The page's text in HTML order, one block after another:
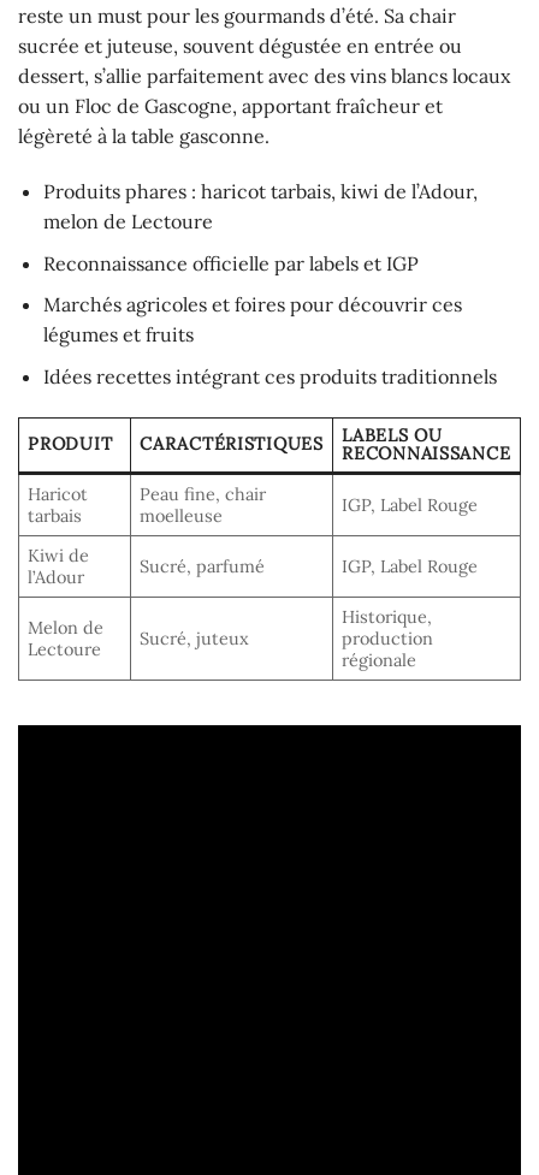
reste un must pour les gourmands d’été. Sa chair
sucrée et juteuse, souvent dégustée en entrée ou
dessert, s’allie parfaitement avec des vins blancs locaux
ou un Floc de Gascogne, apportant fraîcheur et
légèreté à la table gasconne.
Produits phares : haricot tarbais, kiwi de l’Adour,
melon de Lectoure
Reconnaissance officielle par labels et IGP
Marchés agricoles et foires pour découvrir ces
légumes et fruits
Idées recettes intégrant ces produits traditionnels
PRODUIT CARACTÉRISTIQUES
LABELS OU
RECONNAISSANCE
Haricot
tarbais
Peau fine, chair
moelleuse
IGP, Label Rouge
Kiwi de
l’Adour
Sucré, parfumé IGP, Label Rouge
Melon de
Lectoure
Sucré, juteux
Historique,
production
régionale